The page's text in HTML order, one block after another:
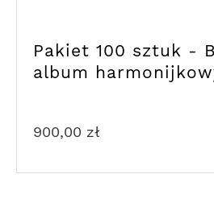
Pakiet 100 sztuk -
album
900,00 zł